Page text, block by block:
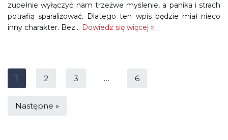
zupełnie wyłączyć nam trzeźwe myślenie, a panika i strach
potrafią sparaliżować. Dlatego ten wpis będzie miał nieco
inny charakter. Bez… Dowiedz się więcej »
1 2 3 … 6
Następne »